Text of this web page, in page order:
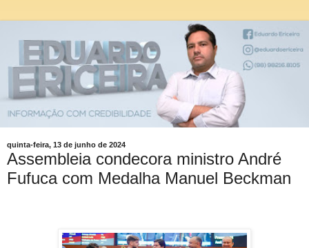
quinta-feira, 13 de junho de 2024
Assembleia condecora ministro André
Fufuca com Medalha Manuel Beckman